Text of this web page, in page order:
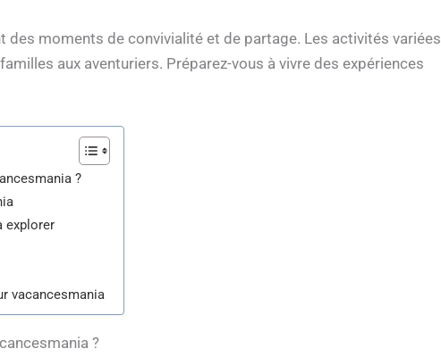
des moments de convivialité et de partage. Les activités variées
aux aventuriers. Préparez-vous à vivre des expériences
?
explorer
vacancesmania
?